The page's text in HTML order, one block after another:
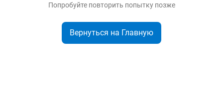
Попробуйте повторить попытку позже
Вернуться на Главную